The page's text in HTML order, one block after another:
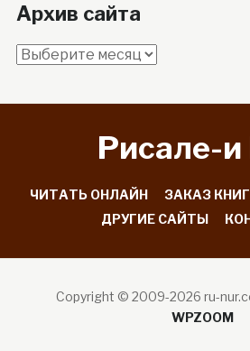
Архив сайта
Архив
Рисале-и
ЧИТАТЬ ОНЛАЙН ЗАКАЗ КНИГ
ДРУГИЕ САЙТЫ
Copyright © 2009-2026 ru-
WPZOOM